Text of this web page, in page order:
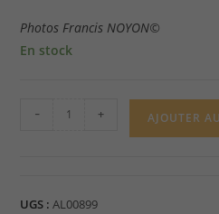
Photos Francis NOYON©
En stock
- + AJOUTER
UGS :AL00899